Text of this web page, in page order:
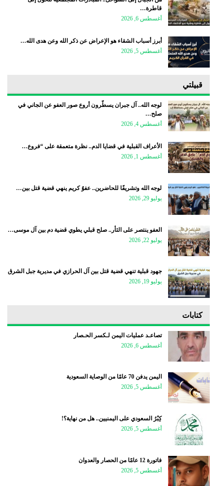
قاطرة…
أغسطس 6, 2026
أبرز أسباب الشقاء هو الإعراض عن ذكر الله وعن هدى الله…
أغسطس 5, 2026
قبيلتي
لوجه الله.. آل جبران يسطّرون أروع صور العفو عن الجاني في
صلح…
أغسطس 4, 2026
الأعراف القبلية في قضايا الدم.. نظرة متعمقة على “فروع…
أغسطس 1, 2026
لوجه الله وتشريفًا للحاضرين.. عفوٌ كريم ينهي قضية قتل بين…
يوليو 29, 2026
العفو ينتصر على الثأر.. صلح قبلي يطوي قضية دم بين آل موسى…
يوليو 22, 2026
جهود قبلية تنهي قضية قتل بين آل الحرازي في مديرية جبل الشرق
يوليو 19, 2026
كتابات
تصاعـد عمليات اليمن لـكسر الحـصار
أغسطس 6, 2026
اليمن يدفن 70 عامًا من الوصاية السعودية
أغسطس 5, 2026
كِبْرُ السعودي على اليمنيين.. هل من نهاية؟!
أغسطس 5, 2026
فاتورة 12 عامًا من الحصار والعدوان
أغسطس 5, 2026